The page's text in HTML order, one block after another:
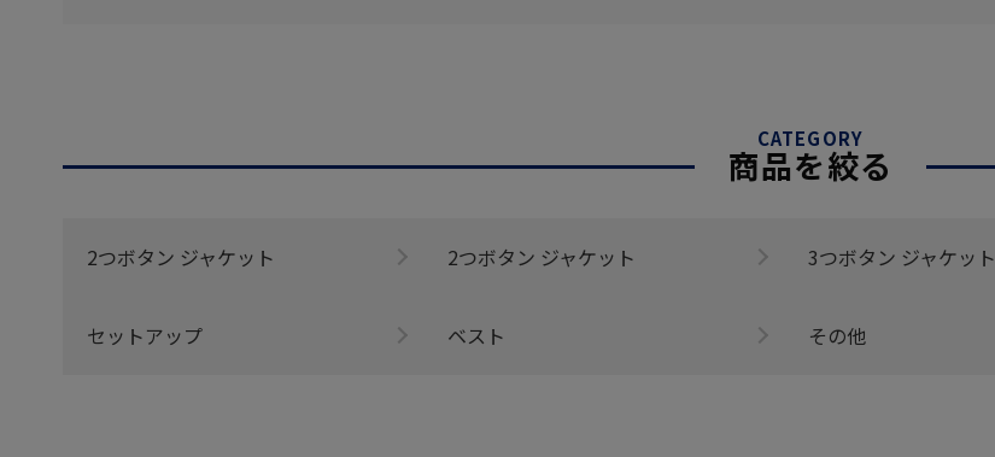
CATEGORY
商品を絞る
2つボタン ジャケット 2つボタン ジャケット 3つボタン ジャケット
セットアップ ベスト その他